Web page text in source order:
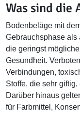
Was sind die
Bodenbeläge mit
Gebrauchsphase als
die geringst
Gesundheit.
Verbindungen,
Stoffe, die sehr
Darüber hinaus
für Farbmittel,